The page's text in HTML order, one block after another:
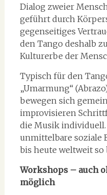
Dialog zweier
geführt durch
gegenseitiges
den Tango deshalb
Kulturerbe der
Typisch für den
„Umarmung“
bewegen sich
improvisieren
die Musik individuell.
unmittelbare soziale
bis heute weltweit so
Workshops – auch
möglich